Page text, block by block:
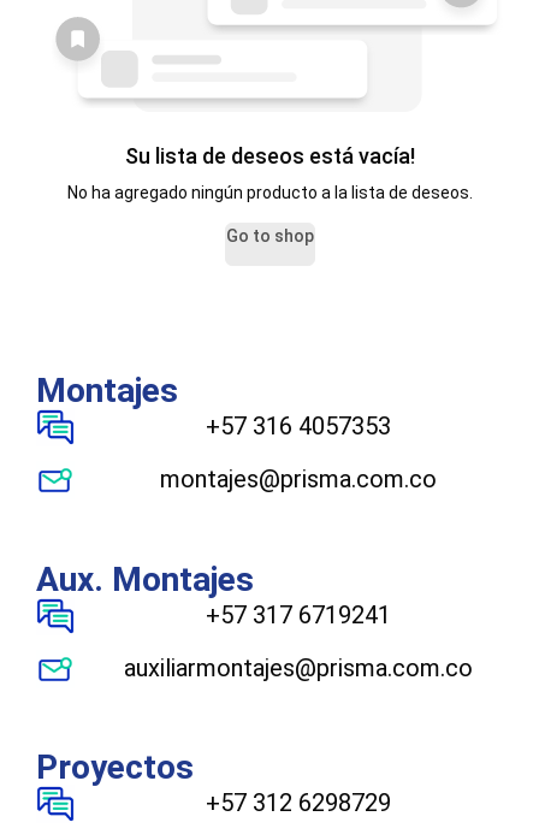
Su lista de deseos está vacía!
No ha agregado ningún producto a la lista de deseos.
Go to shop
Montajes
+57 316 4057353
montajes@prisma.com.co
Aux. Montajes
+57 317 6719241
auxiliarmontajes@prisma.com.co
Proyectos
+57 312 6298729